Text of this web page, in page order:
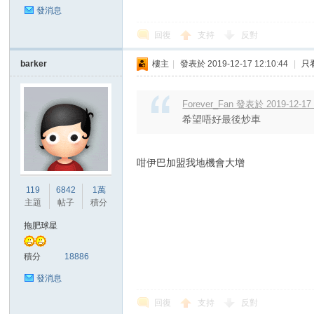
區
發消息
回復 支持 反對
barker
119
主題
6842
帖子
1萬
積分
拖肥球星
積分 18886
發消息
樓主 發表於 2019-12-17 12:10:44 只
Forever_Fan 發表於 2019-12-17
希望唔好最後炒車
咁伊巴加盟我地機會大增
回復 支持 反對